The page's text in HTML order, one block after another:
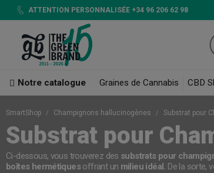
ATTENTION PERSONNALISÉE +34 96 206 62 98
Notre catalogue Graines de Cannabis CBD
SmartShop Champignons hallucinogènes Substrat pour
Substrat pour
Ci-dessous, vous trouverez des substrats pour
boîtes hermétiquesoffrant un milieu idéal. De la sorte,